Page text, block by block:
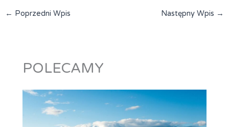
← Poprzedni Wpis Następny Wpis →
POLECAMY